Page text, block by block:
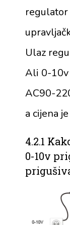
regulator
Ulaz
Ali 0-10v
AC90-
a cijena
4.2.1
0-10v